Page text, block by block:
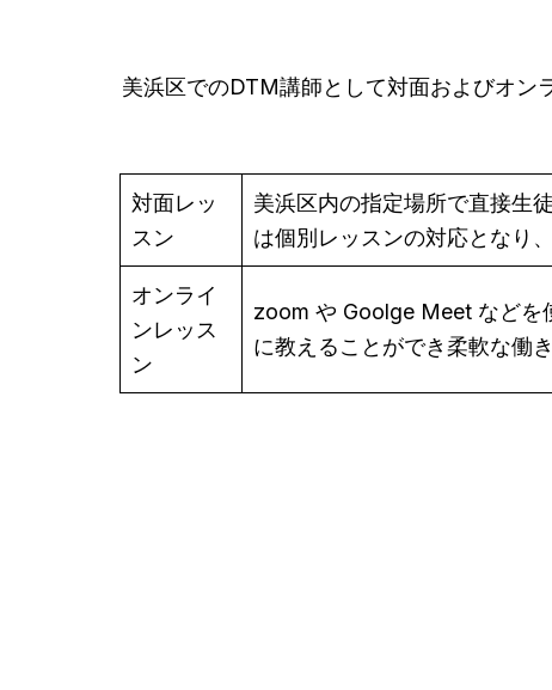
美浜区でのDTM講師として対面およびオン
対面レッ
スン
美浜区内の指定場所で直接生
は個別レッスンの対応となり
オンライ
ンレッス
ン
zoom や Goolge Meet などを
に教えることができ柔軟な働